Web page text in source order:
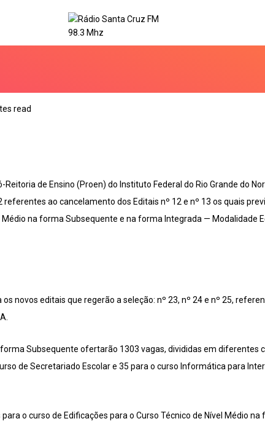
read
Reitoria de Ensino (Proen) do Instituto Federal do Rio Grande do
referentes ao cancelamento dos Editais nº 12 e nº 13 os quais
Médio na forma Subsequente e na forma Integrada — Modalidade
novos editais que regerão a seleção: nº 23, nº 24 e nº 25,
Subsequente ofertarão 1303 vagas, divididas em diferentes
de Secretariado Escolar e 35 para o curso Informática para
o curso de Edificações para o Curso Técnico de Nível Médio